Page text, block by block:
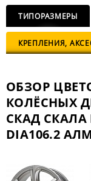
ТИПОРАЗМЕРЫ
КРЕПЛЕНИЯ,
ОБЗОР
КОЛЁСНЫХ
СКАД СКАЛА
DIA106.2